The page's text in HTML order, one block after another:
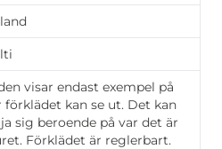
visar endast exempel på
förklädet kan se ut. Det kan
sig beroende på var det är
Förklädet är reglerbart.